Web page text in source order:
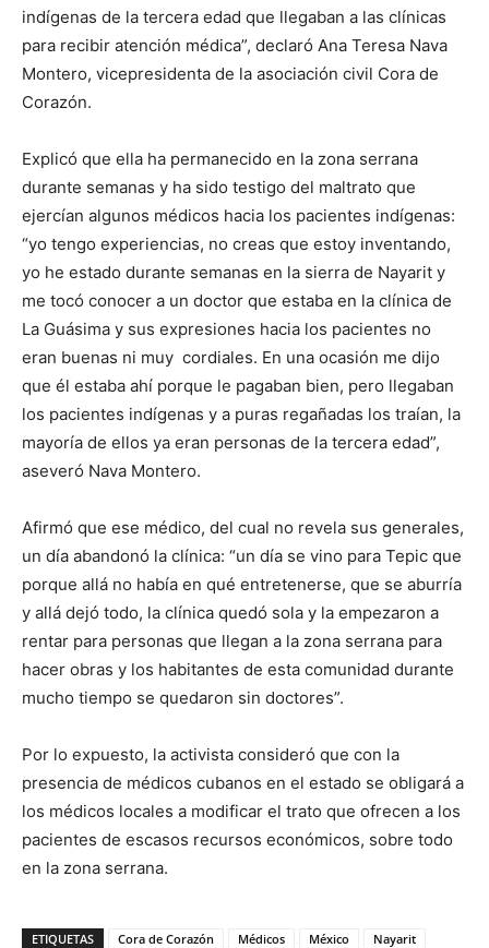
indígenas de la tercera edad que llegaban a las clínicas
para recibir atención médica”, declaró Ana Teresa Nava
Montero, vicepresidenta de la asociación civil Cora de
Corazón.
Explicó que ella ha permanecido en la zona serrana
durante semanas y ha sido testigo del maltrato que
ejercían algunos médicos hacia los pacientes indígenas:
“yo tengo experiencias, no creas que estoy inventando,
yo he estado durante semanas en la sierra de Nayarit y
me tocó conocer a un doctor que estaba en la clínica de
La Guásima y sus expresiones hacia los pacientes no
eran buenas ni muy cordiales. En una ocasión me dijo
que él estaba ahí porque le pagaban bien, pero llegaban
los pacientes indígenas y a puras regañadas los traían, la
mayoría de ellos ya eran personas de la tercera edad”,
aseveró Nava Montero.
Afirmó que ese médico, del cual no revela sus generales,
un día abandonó la clínica: “un día se vino para Tepic que
porque allá no había en qué entretenerse, que se aburría
y allá dejó todo, la clínica quedó sola y la empezaron a
rentar para personas que llegan a la zona serrana para
hacer obras y los habitantes de esta comunidad durante
mucho tiempo se quedaron sin doctores”.
Por lo expuesto, la activista consideró que con la
presencia de médicos cubanos en el estado se obligará a
los médicos locales a modificar el trato que ofrecen a los
pacientes de escasos recursos económicos, sobre todo
en la zona serrana.
ETIQUETAS Cora de Corazón Médicos México
Nayarit